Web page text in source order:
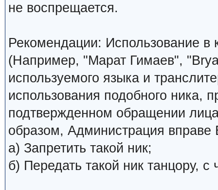
не воспрещается.
Рекомендации: Использование в
(Например, "Марат Гимаев",
используемого языка и
использования подобного ника,
подтвержденном обращении
образом, Администрация
а) Запретить такой ник;
б) Передать такой ник танцору,